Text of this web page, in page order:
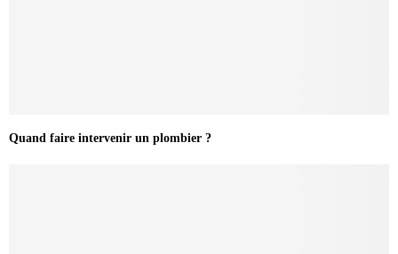
Quand faire intervenir un plombier ?